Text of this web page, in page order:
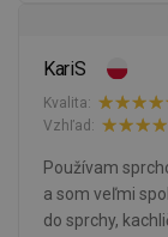
KariS
Kvalita:
Vzhľad:
Používam
a som veľmi
do sprchy,